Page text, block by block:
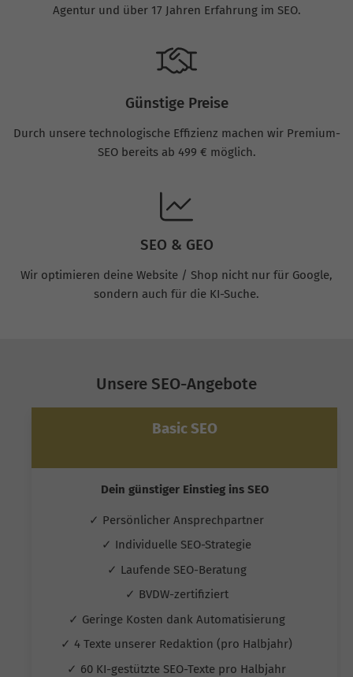
Agentur und über 17 Jahren Erfahrung im SEO.
Günstige Preise
Durch unsere technologische Effizienz machen wir Premium-
SEO bereits ab 499 € möglich.
SEO & GEO
Wir optimieren deine Website / Shop nicht nur für Google,
sondern auch für die KI-Suche.
Unsere SEO-Angebote
Basic SEO
Dein günstiger Einstieg ins SEO
✓ Persönlicher Ansprechpartner
✓ Individuelle SEO-Strategie
✓ Laufende SEO-Beratung
✓ BVDW-zertifiziert
✓ Geringe Kosten dank Automatisierung
✓ 4 Texte unserer Redaktion (pro Halbjahr)
✓ 60 KI-gestützte SEO-Texte pro Halbjahr